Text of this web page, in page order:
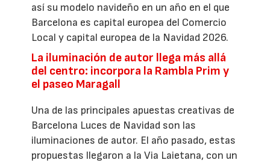
así su modelo navideño en un año en el que
Barcelona es capital europea del Comercio
Local y capital europea de la Navidad 2026.
La iluminación de autor llega más allá
del centro: incorpora la Rambla Prim y
el paseo Maragall
Una de las principales apuestas creativas de
Barcelona Luces de Navidad son las
iluminaciones de autor. El año pasado, estas
propuestas llegaron a la Via Laietana, con un